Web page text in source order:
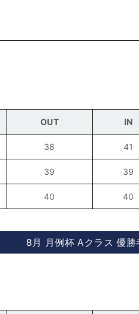
OUT IN
38 41
39 39
40 40
8月 月例杯 Aクラス 優勝